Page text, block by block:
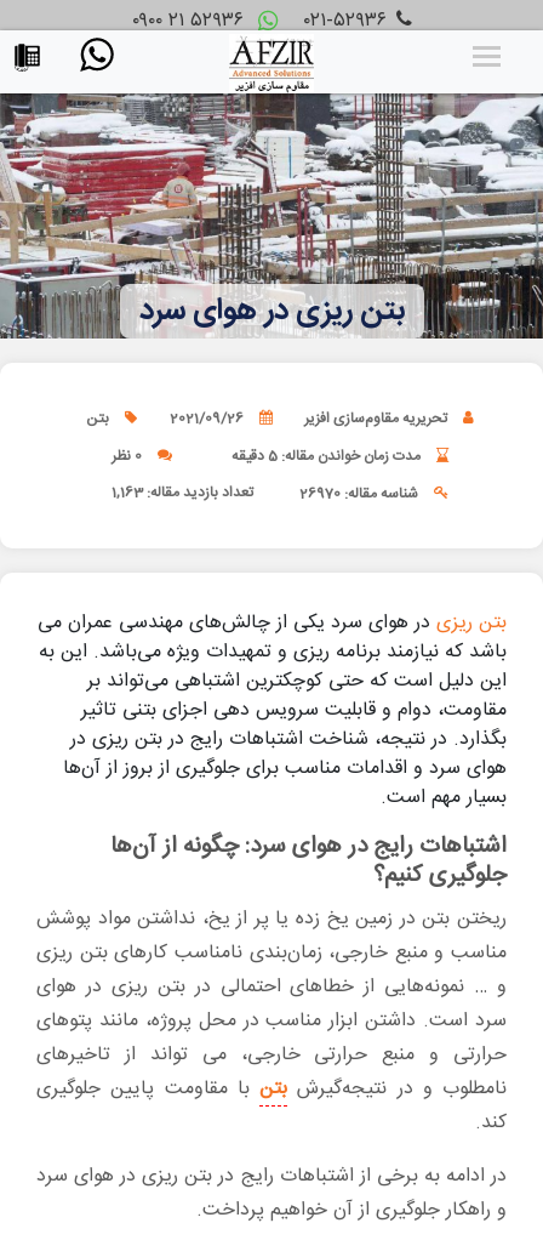
۰۲۱-۵۲۹۳۶ ۰۹۰۰ ۲۱ ۵۲۹۳۶
بتن ریزی در هوای سرد
تحریریه مقاوم‌سازی افزیر 2021/09/26
بتن
مدت زمان خواندن مقاله: 5 دقیقه
0 نظر
شناسه مقاله: 26970
تعداد بازدید مقاله: 1,163
بتن ریزی در هوای سرد یکی از چالش‌های مهندسی عمران می
باشد که نیازمند برنامه ریزی و تمهیدات ویژه می‌باشد. این به
این دلیل است که حتی کوچکترین اشتباهی می‌تواند بر
مقاومت، دوام و قابلیت سرویس دهی اجزای بتنی تاثیر
بگذارد. در نتیجه، شناخت اشتباهات رایج در بتن ریزی در
هوای سرد و اقدامات مناسب برای جلوگیری از بروز از آن‌ها
بسیار مهم است.
اشتباهات رایج در هوای سرد: چگونه از آن‌ها
جلوگیری کنیم؟
ریختن بتن در زمین یخ زده یا پر از یخ، نداشتن مواد پوشش
مناسب و منبع خارجی، زمان‌بندی نامناسب کارهای بتن ریزی
و … نمونه‌هایی از خطاهای احتمالی در بتن ریزی در هوای
سرد است. داشتن ابزار مناسب در محل پروژه، مانند پتوهای
حرارتی و منبع حرارتی خارجی، می تواند از تاخیرهای
نامطلوب و در نتیجه‌گیرش بتن با مقاومت پایین جلوگیری
کند.
در ادامه به برخی از اشتباهات رایج در بتن ریزی در هوای سرد
و راهکار جلوگیری از آن خواهیم پرداخت.